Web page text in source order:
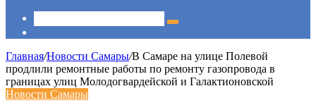
Главная/Новости Самары/В Самаре на улице Полевой
продлили ремонтные работы по ремонту газопровода в
границах улиц Молодогвардейской и Галактионовской
Новости Самары